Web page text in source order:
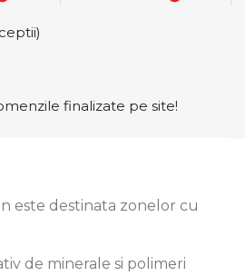
finalizate pe site!
este destinata zonelor cu
de minerale si polimeri